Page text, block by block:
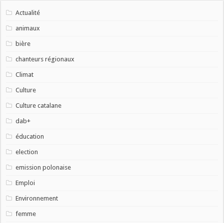
Actualité
animaux
bière
chanteurs régionaux
Climat
Culture
Culture catalane
dab+
éducation
election
emission polonaise
Emploi
Environnement
femme